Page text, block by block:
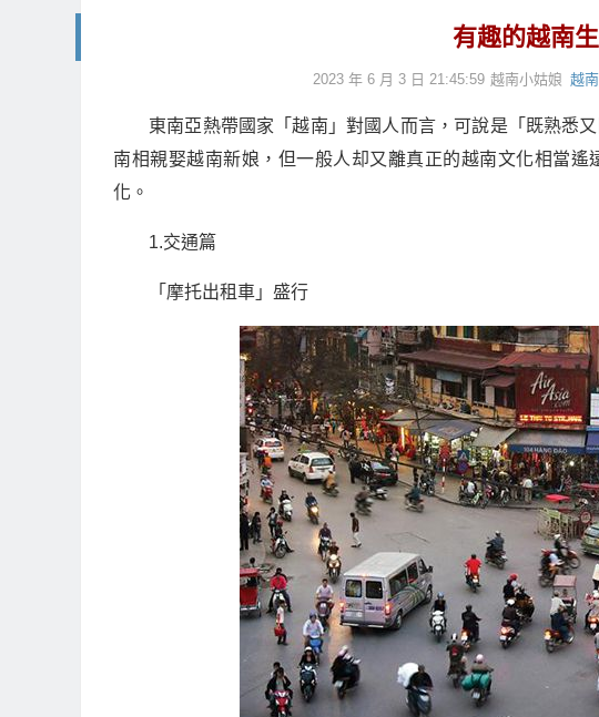
有趣的越南
2023 年 6 月 3 日 21:45:59 越南小姑娘 越南
東南亞熱帶國家「越南」對國人而言，可說是「既熟悉
南相親娶越南新娘，但一般人却又離真正的越南文化相當
化。
1.交通篇
「摩托出租車」盛行